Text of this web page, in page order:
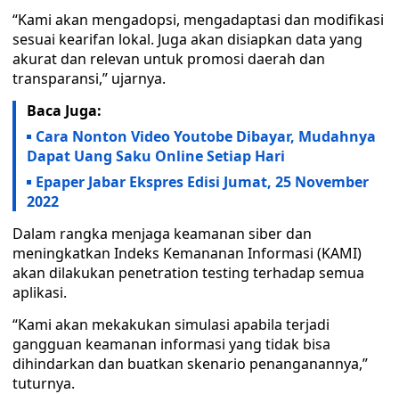
“Kami akan mengadopsi, mengadaptasi dan modifikasi
sesuai kearifan lokal. Juga akan disiapkan data yang
akurat dan relevan untuk promosi daerah dan
transparansi,” ujarnya.
Baca Juga:
Cara Nonton Video Youtobe Dibayar, Mudahnya
Dapat Uang Saku Online Setiap Hari
Epaper Jabar Ekspres Edisi Jumat, 25 November
2022
Dalam rangka menjaga keamanan siber dan
meningkatkan Indeks Kemananan Informasi (KAMI)
akan dilakukan penetration testing terhadap semua
aplikasi.
“Kami akan mekakukan simulasi apabila terjadi
gangguan keamanan informasi yang tidak bisa
dihindarkan dan buatkan skenario penanganannya,”
tuturnya.